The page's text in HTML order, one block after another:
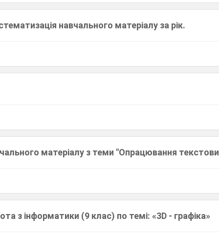
навчального матеріалу за рік.
матеріалу з теми "Опрацювання
з інформатики (9 клас) по темі: «3D - графіка»